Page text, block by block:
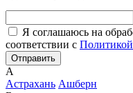
Я соглашаюсь на
соответствии с
А
Астрахань Ашберн